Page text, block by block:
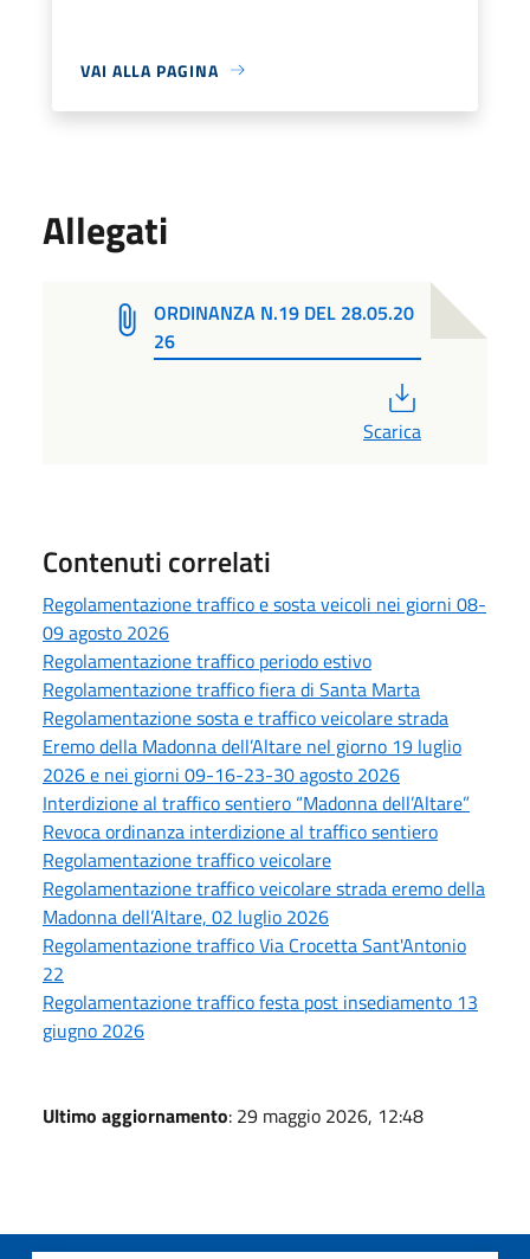
VAI ALLA PAGINA
Allegati
ORDINANZA N.19 DEL 28.05.20
26
Scarica
Contenuti correlati
Regolamentazione traffico e sosta veicoli nei giorni 08-
09 agosto 2026
Regolamentazione traffico periodo estivo
Regolamentazione traffico fiera di Santa Marta
Regolamentazione sosta e traffico veicolare strada
Eremo della Madonna dell’Altare nel giorno 19 luglio
2026 e nei giorni 09-16-23-30 agosto 2026
Interdizione al traffico sentiero “Madonna dell’Altare”
Revoca ordinanza interdizione al traffico sentiero
Regolamentazione traffico veicolare
Regolamentazione traffico veicolare strada eremo della
Madonna dell’Altare, 02 luglio 2026
Regolamentazione traffico Via Crocetta Sant'Antonio
22
Regolamentazione traffico festa post insediamento 13
giugno 2026
Ultimo aggiornamento: 29 maggio 2026, 12:48